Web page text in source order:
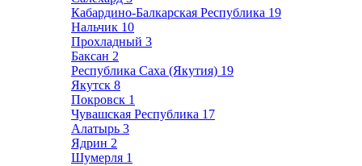
Кабардино-Балкарская Республика 19
Нальчик 10
Прохладный 3
Баксан 2
Республика Саха (Якутия) 19
Якутск 8
Покровск 1
Чувашская Республика 17
Алатырь 3
Ядрин 2
Шумерля 1